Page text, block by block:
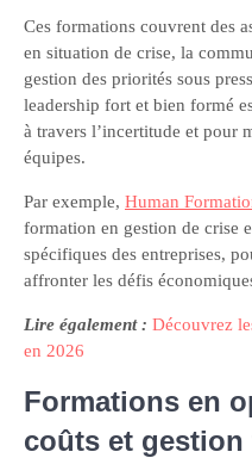
Ces formations couvrent des
en situation de crise, la
gestion des priorités sous
leadership fort et bien formé
à travers l’incertitude et pour
équipes.
Par exemple, Human
formation en gestion de crise
spécifiques des entreprises,
affronter les défis
Lire également : Découvrez
en 2026
Formations en
coûts et gestion